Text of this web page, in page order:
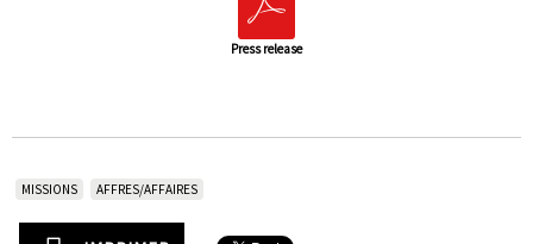
Press release
MISSIONS AFFRES/AFFAIRES